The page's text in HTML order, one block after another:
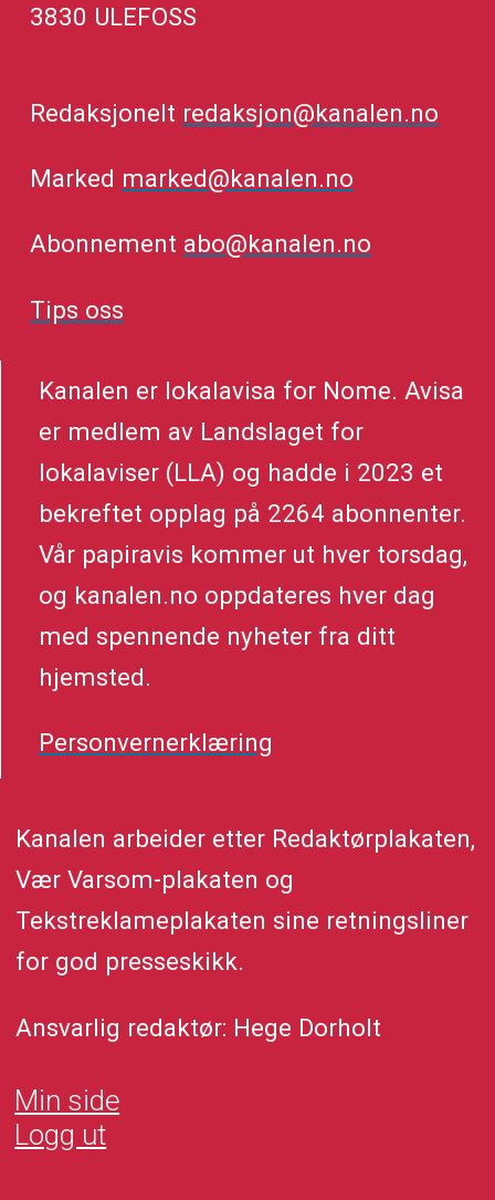
3830 ULEFOSS
Redaksjonelt redaksjon@kanalen.no
Marked marked@kanalen.no
Abonnement abo@kanalen.no
Tips oss
Kanalen er lokalavisa for Nome. Avisa
er medlem av Landslaget for
lokalaviser (LLA) og hadde i 2023 et
bekreftet opplag på 2264 abonnenter.
Vår papiravis kommer ut hver torsdag,
og kanalen.no oppdateres hver dag
med spennende nyheter fra ditt
hjemsted.
Personvernerklæring
Kanalen arbeider etter Redaktørplakaten,
Vær Varsom-plakaten og
Tekstreklameplakaten sine retningsliner
for god presseskikk.
Ansvarlig redaktør: Hege Dorholt
Min side
Logg ut